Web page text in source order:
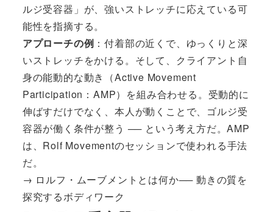
ルジ受容器」が、強いストレッチに応えている可
能性を指摘する。
アプローチの例 ：付着部の近くで、ゆっくりと深
いストレッチをかける。そして、クライアント自
身の能動的な動き（Active Movement
Participation：AMP）を組み合わせる。受動的に
伸ばすだけでなく、本人が動くことで、ゴルジ受
容器が働く条件が整う ── という考え方だ。AMP
は、Rolf Movementのセッションで使われる手法
だ。
→ ロルフ・ムーブメントとは何か── 動きの質を
探究するボディワーク